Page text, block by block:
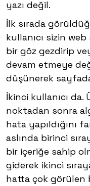
yazı değil.
İlk sırada
kullanıcı sizin
bir göz gezdirip
devam etmeye
düşünerek
İkinci kullanıcı da.
noktadan sonra
hata yapıldığını
aslında birinci
bir içeriğe sahip
giderek ikinci
hatta çok görülen